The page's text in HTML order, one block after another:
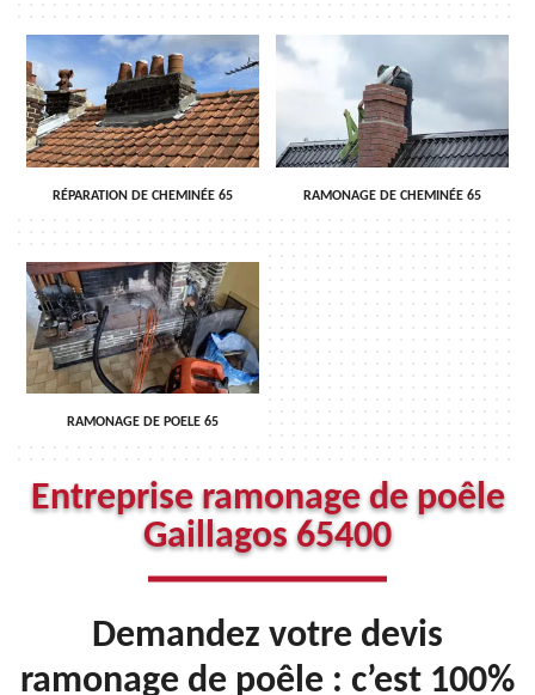
RÉPARATION DE CHEMINÉE 65 RAMONAGE DE CHEMINÉE 65
RAMONAGE DE POELE 65
Entreprise ramonage de poêle
Gaillagos 65400
Demandez votre devis
ramonage de poêle : c’est 100%